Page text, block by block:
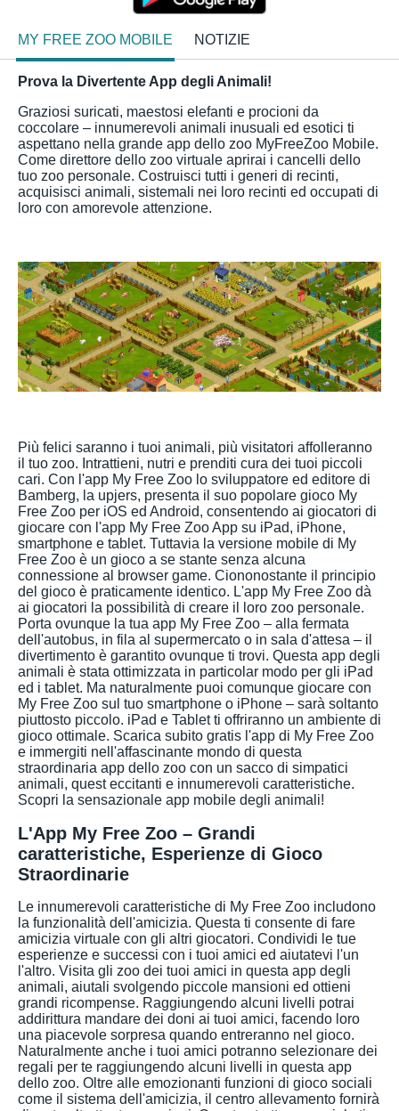
MY FREE ZOO MOBILE NOTIZIE
Prova la Divertente App degli Animali!
Graziosi suricati, maestosi elefanti e procioni da
coccolare – innumerevoli animali inusuali ed esotici ti
aspettano nella grande app dello zoo MyFreeZoo Mobile.
Come direttore dello zoo virtuale aprirai i cancelli dello
tuo zoo personale. Costruisci tutti i generi di recinti,
acquisisci animali, sistemali nei loro recinti ed occupati di
loro con amorevole attenzione.
Più felici saranno i tuoi animali, più visitatori affolleranno
il tuo zoo. Intrattieni, nutri e prenditi cura dei tuoi piccoli
cari. Con l'app My Free Zoo lo sviluppatore ed editore di
Bamberg, la upjers, presenta il suo popolare gioco My
Free Zoo per iOS ed Android, consentendo ai giocatori di
giocare con l'app My Free Zoo App su iPad, iPhone,
smartphone e tablet. Tuttavia la versione mobile di My
Free Zoo è un gioco a se stante senza alcuna
connessione al browser game. Ciononostante il principio
del gioco è praticamente identico. L'app My Free Zoo dà
ai giocatori la possibilità di creare il loro zoo personale.
Porta ovunque la tua app My Free Zoo – alla fermata
dell'autobus, in fila al supermercato o in sala d'attesa – il
divertimento è garantito ovunque ti trovi. Questa app degli
animali è stata ottimizzata in particolar modo per gli iPad
ed i tablet. Ma naturalmente puoi comunque giocare con
My Free Zoo sul tuo smartphone o iPhone – sarà soltanto
piuttosto piccolo. iPad e Tablet ti offriranno un ambiente di
gioco ottimale. Scarica subito gratis l'app di My Free Zoo
e immergiti nell'affascinante mondo di questa
straordinaria app dello zoo con un sacco di simpatici
animali, quest eccitanti e innumerevoli caratteristiche.
Scopri la sensazionale app mobile degli animali!
L'App My Free Zoo – Grandi
caratteristiche, Esperienze di Gioco
Straordinarie
Le innumerevoli caratteristiche di My Free Zoo includono
la funzionalità dell'amicizia. Questa ti consente di fare
amicizia virtuale con gli altri giocatori. Condividi le tue
esperienze e successi con i tuoi amici ed aiutatevi l'un
l'altro. Visita gli zoo dei tuoi amici in questa app degli
animali, aiutali svolgendo piccole mansioni ed ottieni
grandi ricompense. Raggiungendo alcuni livelli potrai
addirittura mandare dei doni ai tuoi amici, facendo loro
una piacevole sorpresa quando entreranno nel gioco.
Naturalmente anche i tuoi amici potranno selezionare dei
regali per te raggiungendo alcuni livelli in questa app
dello zoo. Oltre alle emozionanti funzioni di gioco sociali
come il sistema dell'amicizia, il centro allevamento fornirà